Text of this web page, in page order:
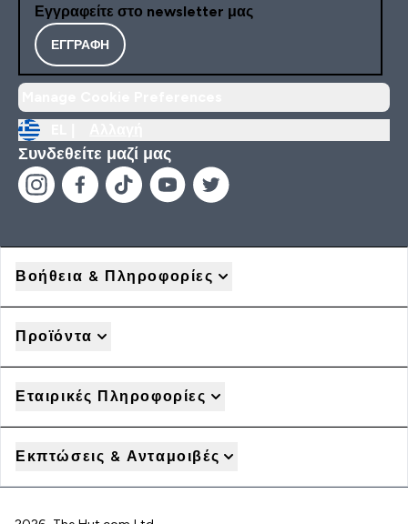
Εγγραφείτε στο newsletter μας
ΕΓΓΡΑΦΉ
Συνδεθείτε μαζί μας
Βοήθεια & Πληροφορίες
Προϊόντα
Εταιρικές Πληροφορίες
Εκπτώσεις & Ανταμοιβές